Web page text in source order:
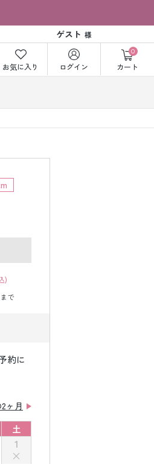
ゲスト 様
お気に入り ログイン
0
カート
レンタル
紋付袴レンタル
)
で
約に
ヶ月
土
1